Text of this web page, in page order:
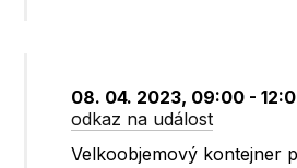
08. 04. 2023, 09:00 -
odkaz na událost
Velkoobjemový kontejner